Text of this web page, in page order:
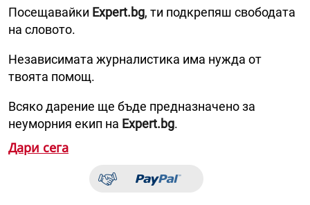
Посещавайки Expert.bg, ти подкрепяш свободата
на словото.
Независимата журналистика има нужда от
твоята помощ.
Всяко дарение ще бъде предназначено за
неуморния екип на Expert.bg.
Дари сега